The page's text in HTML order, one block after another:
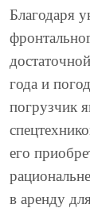
Благодаря
года и
погрузчик
его
в аренду